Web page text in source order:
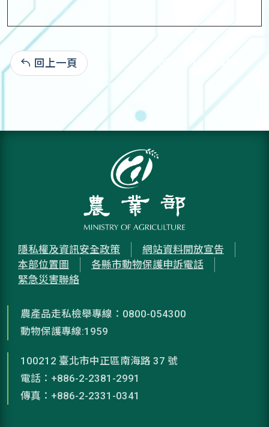
回上一頁 107-04-16:62,463
隱私權及資訊安全政策
網站資料開放宣告
本部位置圖
各縣市動物保護申訴電話
緊急災害聯絡
農產品走私檢舉專線：0800-054300
動物保護專線:1959
100212 臺北市中正區南海路 37 號
電話：+886-2-2381-2991
傳真：+886-2-2331-0341